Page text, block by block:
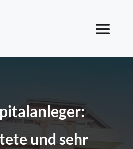
und sehr